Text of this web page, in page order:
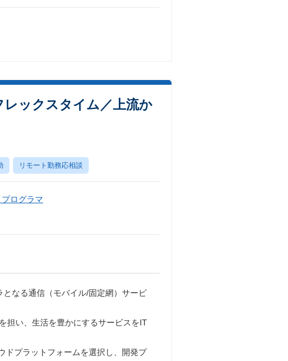
レックスタイム／上流か
リモート勤務応相談
ログラマ
なる通信（モバイル/固定網）サービ
担い、生活を豊かにするサービスをIT
ドプラットフォームを選択し、開発プ